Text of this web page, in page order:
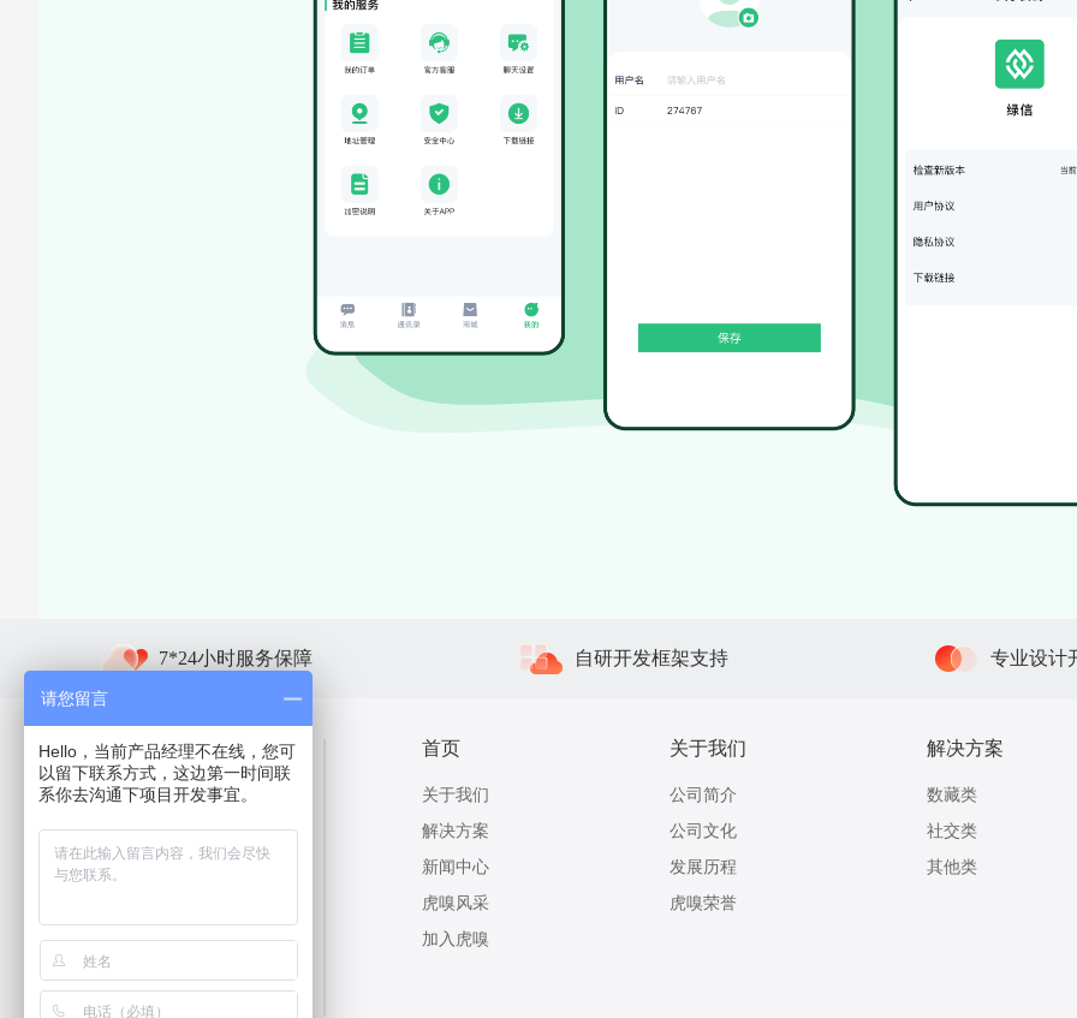
7*24小时服务保障 自研开发框架支持 专业设计
扫码关注我们 首页
关于我们
解决方案
新闻中心
虎嗅风采
加入虎嗅
关于我们
公司简介
公司文化
发展历程
虎嗅荣誉
解决方案
数藏类
社交类
其他类
请您留言
Hello，当前产品经理不在线，您可
以留下联系方式，这边第一时间联
系你去沟通下项目开发事宜。